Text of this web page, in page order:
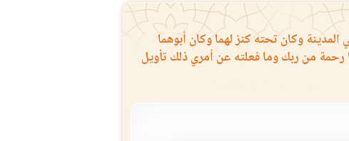
وكان تحته كنز لهما وكان أبوهما
رحمة من ربك وما فعلته عن أمري ذلك تأويل